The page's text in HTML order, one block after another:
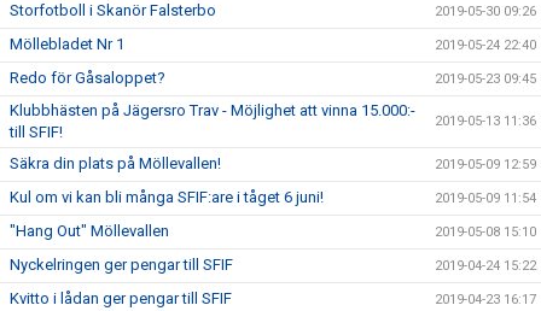
Storfotboll i Skanör Falsterbo 2019-05-30 09:26
Möllebladet Nr 1 2019-05-24 22:40
Redo för Gåsaloppet? 2019-05-23 09:45
Klubbhästen på Jägersro Trav - Möjlighet att vinna 15.000:-
till SFIF!
2019-05-13 11:36
Säkra din plats på Möllevallen! 2019-05-09 12:59
Kul om vi kan bli många SFIF:are i tåget 6 juni! 2019-05-09 11:54
"Hang Out" Möllevallen 2019-05-08 15:10
Nyckelringen ger pengar till SFIF 2019-04-24 15:22
Kvitto i lådan ger pengar till SFIF 2019-04-23 16:17